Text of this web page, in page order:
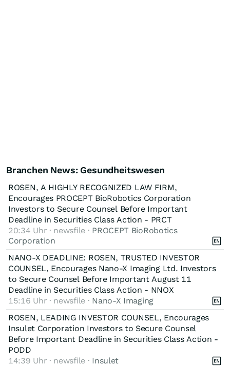
Branchen News: Gesundheitswesen
ROSEN, A HIGHLY RECOGNIZED LAW FIRM,
Encourages PROCEPT BioRobotics Corporation
Investors to Secure Counsel Before Important
Deadline in Securities Class Action - PRCT
20:34 Uhr · newsfile · PROCEPT BioRobotics
Corporation
NANO-X DEADLINE: ROSEN, TRUSTED INVESTOR
COUNSEL, Encourages Nano-X Imaging Ltd. Investors
to Secure Counsel Before Important August 11
Deadline in Securities Class Action - NNOX
15:16 Uhr · newsfile · Nano-X Imaging
ROSEN, LEADING INVESTOR COUNSEL, Encourages
Insulet Corporation Investors to Secure Counsel
Before Important Deadline in Securities Class Action -
PODD
14:39 Uhr · newsfile · Insulet